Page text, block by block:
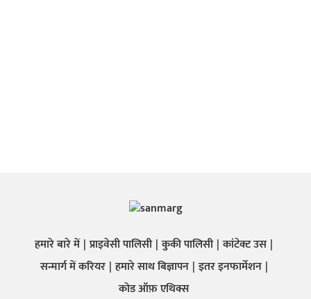
हमारे बारे में प्राइवेसी पालिसी कुकी पालिसी कांटेक्ट उस
सन्मार्ग में करियर हमारे साथ बिज्ञापन इतर इनफार्मेशन
कोड ऑफ़ एथिक्स